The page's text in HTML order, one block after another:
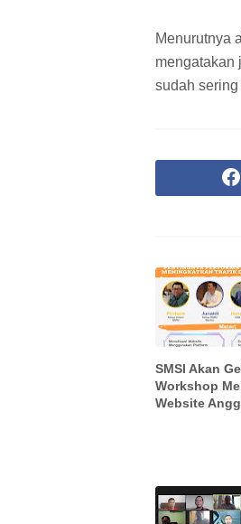
Menurutnya
mengatakan
sudah
SMSI Akan
Workshop
Website